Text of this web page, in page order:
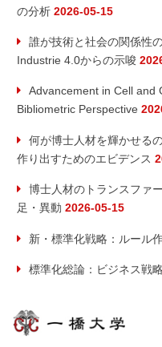
の分析 2026-05-15
誰が技術と社会の関係性
Industrie 4.0からの示唆
Advancement in Cell and
Bibliometric Perspective
何が博士人材を輝かせる
作り出すためのエビデンス
博士人材のトランスファ
足・異動 2026-05-15
新・標準化戦略：ルール
標準化総論：ビジネス戦